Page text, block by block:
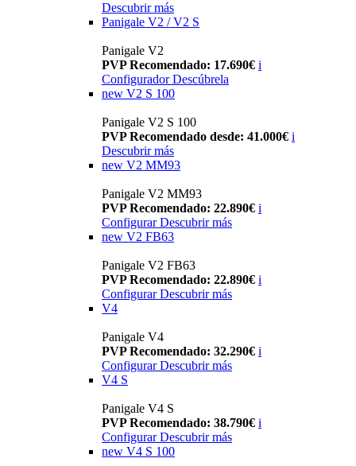
Descubrir más
Panigale V2 / V2 S
Panigale V2
PVP Recomendado: 17.690€ i
Configurador Descúbrela
new V2 S 100
Panigale V2 S 100
PVP Recomendado desde: 41.000€ i
Descubrir más
new V2 MM93
Panigale V2 MM93
PVP Recomendado: 22.890€ i
Configurar Descubrir más
new V2 FB63
Panigale V2 FB63
PVP Recomendado: 22.890€ i
Configurar Descubrir más
V4
Panigale V4
PVP Recomendado: 32.290€ i
Configurar Descubrir más
V4 S
Panigale V4 S
PVP Recomendado: 38.790€ i
Configurar Descubrir más
new V4 S 100